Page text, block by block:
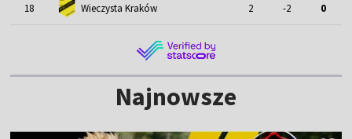
18 Wieczysta Kraków 2 -2 0
Najnowsze